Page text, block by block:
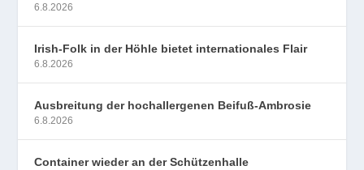
6.8.2026
Irish-Folk in der Höhle bietet internationales Flair
6.8.2026
Ausbreitung der hochallergenen Beifuß-Ambrosie
6.8.2026
Container wieder an der Schützenhalle